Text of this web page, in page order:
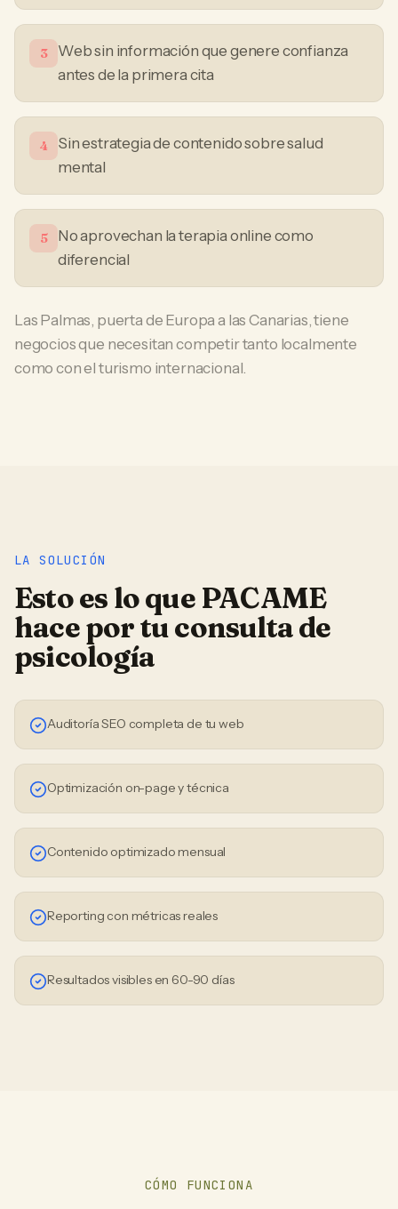
3
Web sin información que genere confianza
antes de la primera cita
4
Sin estrategia de contenido sobre salud
mental
5
No aprovechan la terapia online como
diferencial
Las Palmas, puerta de Europa a las Canarias, tiene
negocios que necesitan competir tanto localmente
como con el turismo internacional.
LA SOLUCIÓN
Esto es lo que PACAME
hace por tuconsulta de
psicología
Auditoría SEO completa de tu web
Optimización on-page y técnica
Contenido optimizado mensual
Reporting con métricas reales
Resultados visibles en 60-90 días
CÓMO FUNCIONA